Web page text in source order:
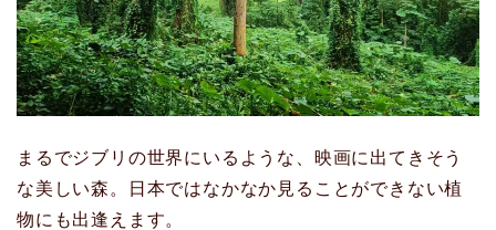
まるでジブリの世界にいるような、映画に出てきそう
な美しい森。日本ではなかなか見ることができない植
物にも出逢えます。